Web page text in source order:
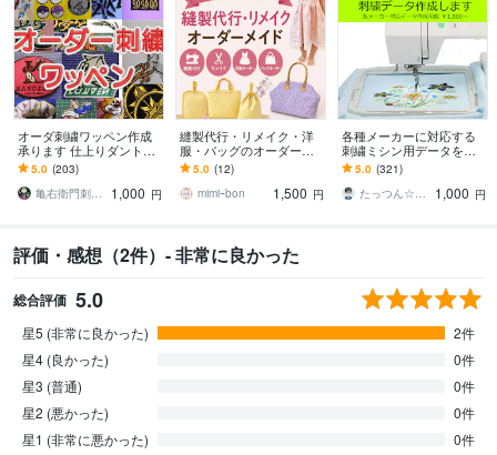
オーダ刺繍ワッペン作成
承ります 仕上りダントツ
な亀右衛門刺しゅう工房
です。
5.0 (203)
亀右衛門刺しゅう工房
1,000 円
縫製代行・リメイク・洋
服・バッグのオーダー承
ります あなたの「こんな
のあったら良いな❣️」を形
にします。
5.0 (12)
mimiｰbon
1,500 円
各種メーカーに対応する
刺繍ミシン用データを作
ります ブラザー・ジャノ
メ・シンガー等オリジナ
ル刺繍データの作成
5.0 (321)
たっつん☆刺しゅうデータ作成
1,000 円
評価・感想（2件）- 非常に良かった
総合評価 5.0
星5 (非常に良かった)
2件
星4 (良かった)
0件
星3 (普通)
0件
星2 (悪かった)
0件
星1 (非常に悪かった)
0件